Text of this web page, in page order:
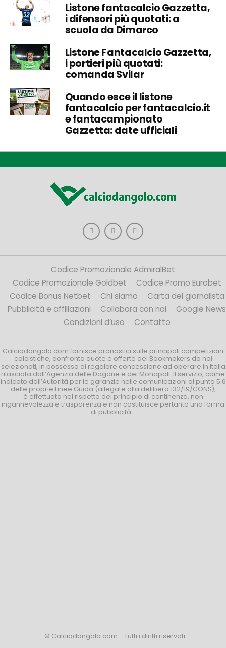
Listone fantacalcio Gazzetta,
i difensori più quotati: a
scuola da Dimarco
Listone Fantacalcio Gazzetta,
i portieri più quotati:
comanda Svilar
Quando esce il listone
fantacalcio per fantacalcio.it
e fantacampionato
Gazzetta: date ufficiali
Codice Promozionale AdmiralBet
Codice Promozionale Goldbet
Codice Promo Eurobet
Codice Bonus Netbet
Chi siamo
Carta del giornalista
Pubblicità e affiliazioni
Collabora con noi
Google News
Condizioni d’uso
Contatto
Calciodangolo.com fornisce pronostici sulle principali competizioni
calcistiche, confronta quote e offerte dei Bookmakers da noi
selezionati, in possesso di regolare concessione ad operare in Italia
rilasciata dall’Agenzia delle Dogane e dei Monopoli. Il servizio, come
indicato dall’Autorità per le garanzie nelle comunicazioni al punto 5.6
delle proprie Linee Guida (allegate alla delibera 132/19/CONS),
è effettuato nel rispetto del principio di continenza, non
ingannevolezza e trasparenza e non costituisce pertanto una forma
di pubblicità.
© Calciodangolo.com - Tutti i diritti riservati